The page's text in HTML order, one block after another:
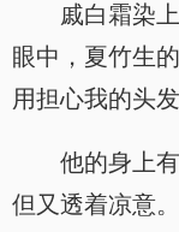
戚白霜染
眼中，夏竹生
用担心我的头
他的身上
但又透着凉意